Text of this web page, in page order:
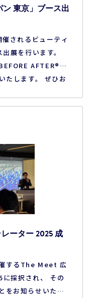
ン 東京」ブース出
されるビューティ
展を行います。
AFTER®の
たします。 ぜひお
【会期】2026年5
10:00–18:00（最
ーター 2025 成
するThe Meet 広
採択され、 その
をお知らせいたし